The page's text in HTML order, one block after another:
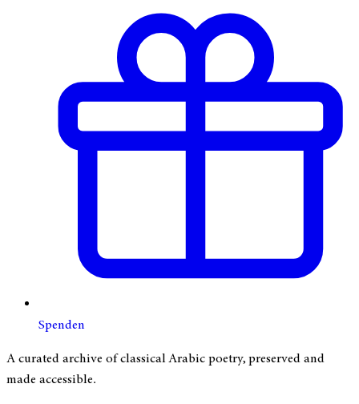
Spenden
A curated archive of classical Arabic poetry, preserved and
made accessible.